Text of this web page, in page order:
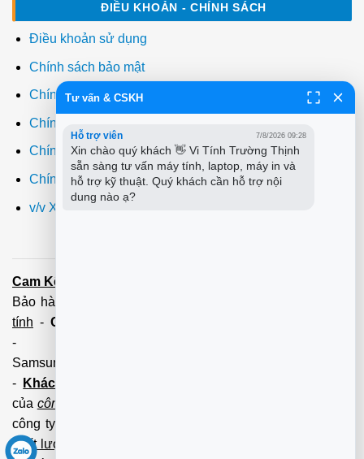
ĐIỀU KHOẢN - CHÍNH SÁCH
Điều khoản sử dụng
Chính sách bảo mật
Chính sách thanh toán
Chính sách giao hàng
Chính sách đổi trả
Chính sách bảo hành
v/v Xuất hóa đơn đỏ VAT
Cam Kết:
Bảo hành tận tâm - Xuất hóa đơn đỏ đầy đủ
tính - Cài Win Tận Nơi
-
Samsung,Brother,Xeroc,Panasonic): 100 - 180,000 vnđ
-
Khách hàng lưu ý:
của công ty PCI.
công ty không liên hệ và làm việc với cá nhân đảm bảo
chất lượng dịch vụ
Tư vấn & CSKH
Hỗ trợ viên 7/8/2026 09:28
Xin chào quý khách 👋 Vi Tính Trường Thịnh
sẵn sàng tư vấn máy tính, laptop, máy in và
hỗ trợ kỹ thuật. Quý khách cần hỗ trợ nội
dung nào ạ?